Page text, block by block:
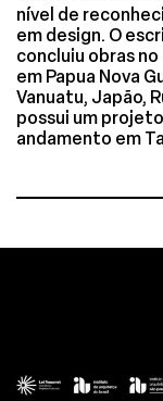
nível de
em design. O
concluiu obras
em Papua Nova
Vanuatu, Japão,
possui um
andamento em